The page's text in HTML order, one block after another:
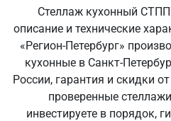
Стеллаж кухонный
описание и технические
«Регион-Петербург»
кухонные в
России, гарантия и скидки
проверенные
инвестируете в порядок,